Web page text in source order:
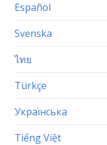
Español
Svenska
ไทย
Türkçe
Українська
Tiếng Việt